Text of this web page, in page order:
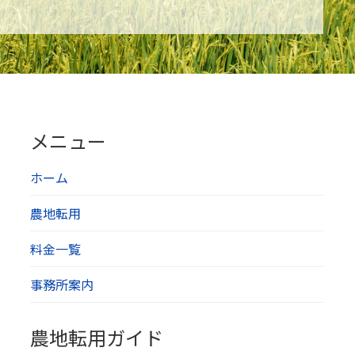
メニュー
ホーム
農地転用
料金一覧
事務所案内
農地転用ガイド